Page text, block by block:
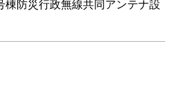
棟防災行政無線共同アンテナ設